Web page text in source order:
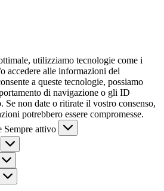
utilizziamo tecnologie come i
accedere alle informazioni del
a queste tecnologie, possiamo
di navigazione o gli ID
Se non date o ritirate il vostro consenso,
potrebbero essere compromesse.
Sempre attivo